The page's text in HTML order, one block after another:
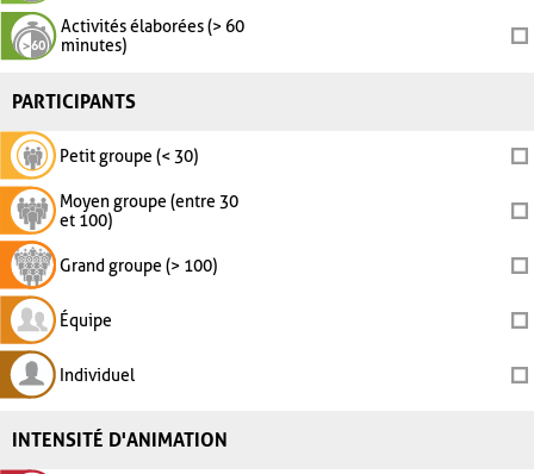
Activités élaborées (> 60
minutes)
PARTICIPANTS
Petit groupe (< 30)
Moyen groupe (entre 30
et 100)
Grand groupe (> 100)
Équipe
Individuel
INTENSITÉ D'ANIMATION